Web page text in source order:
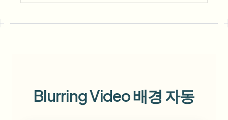
Blurring Video 배경 자동